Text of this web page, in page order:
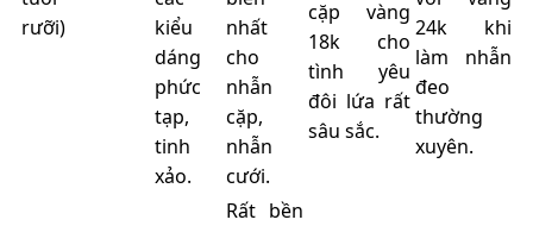
rưỡi)
kiểu
dáng
phức
tạp,
tinh
xảo.
nhất
cho
nhẫn
cặp,
nhẫn
cưới.
cặp vàng
18k cho
tình yêu
đôi lứa rất
sâu sắc.
24k khi
làm nhẫn
đeo
thường
xuyên.
Rất bền